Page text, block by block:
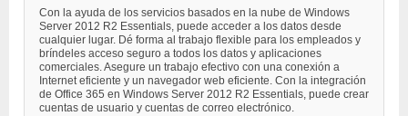
Con la ayuda de los servicios basados ​​en la nube de Windows
Server 2012 R2 Essentials, puede acceder a los datos desde
cualquier lugar. Dé forma al trabajo flexible para los empleados y
bríndeles acceso seguro a todos los datos y aplicaciones
comerciales. Asegure un trabajo efectivo con una conexión a
Internet eficiente y un navegador web eficiente. Con la integración
de Office 365 en Windows Server 2012 R2 Essentials, puede crear
cuentas de usuario y cuentas de correo electrónico.